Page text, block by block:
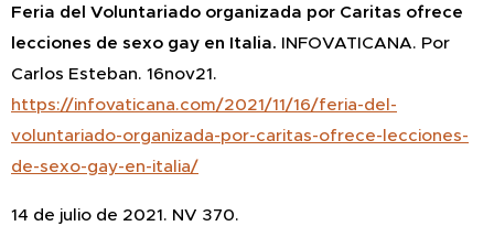
Feria del Voluntariado organizada por Caritas ofrece
lecciones de sexo gay en Italia. INFOVATICANA. Por
Carlos Esteban. 16nov21.
https://infovaticana.com/2021/11/16/feria-del-
voluntariado-organizada-por-caritas-ofrece-lecciones-
de-sexo-gay-en-italia/
14 de julio de 2021. NV 370.